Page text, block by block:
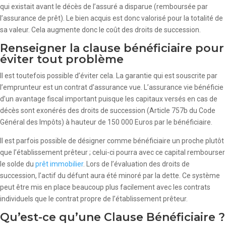
qui existait avant le décès de l’assuré a disparue (remboursée par
l’assurance de prêt). Le bien acquis est donc valorisé pour la totalité de
sa valeur. Cela augmente donc le coût des droits de succession.
Renseigner la clause bénéficiaire pour
éviter tout problème
Il est toutefois possible d’éviter cela. La garantie qui est souscrite par
l’emprunteur est un contrat d’assurance vue. L’assurance vie bénéficie
d’un avantage fiscal important puisque les capitaux versés en cas de
décès sont exonérés des droits de succession (Article 757b du Code
Général des Impôts) à hauteur de 150 000 Euros par le bénéficiaire.
Il est parfois possible de désigner comme bénéficiaire un proche plutôt
que l’établissement prêteur ; celui-ci pourra avec ce capital rembourser
le solde du prêt immobilier. Lors de l’évaluation des droits de
succession, l’actif du défunt aura été minoré par la dette. Ce système
peut être mis en place beaucoup plus facilement avec les contrats
individuels que le contrat propre de l’établissement prêteur.
Qu’est-ce qu’une Clause Bénéficiaire ?